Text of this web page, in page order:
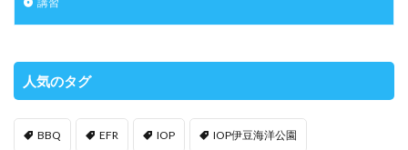
人気のタグ
BBQ EFR IOP IOP伊豆海洋公園